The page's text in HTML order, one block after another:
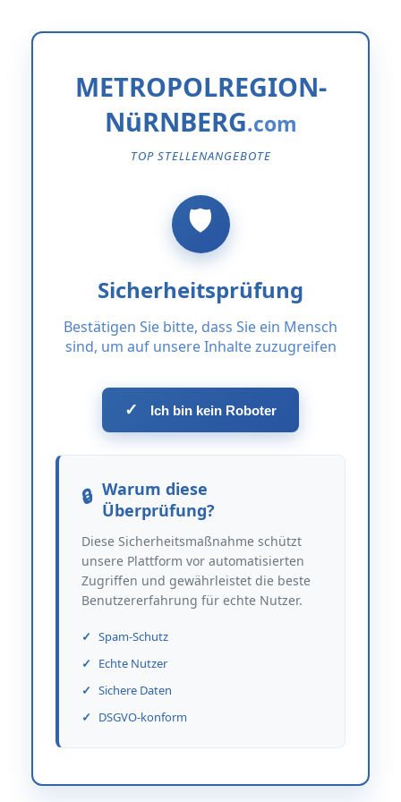
METROPOLREGION-
NüRNBERG
TOP STELLENANGEBOTE
Sicherheitsprüfung
Bestätigen Sie bitte, dass Sie ein Mensch
sind, um auf unsere Inhalte zuzugreifen
✓ Ich bin kein Roboter
Warum diese
Überprüfung?
Diese Sicherheitsmaßnahme schützt
unsere Plattform vor automatisierten
Zugriffen und gewährleistet die beste
Benutzererfahrung für echte Nutzer.
Spam-Schutz
Echte Nutzer
Sichere Daten
DSGVO-konform